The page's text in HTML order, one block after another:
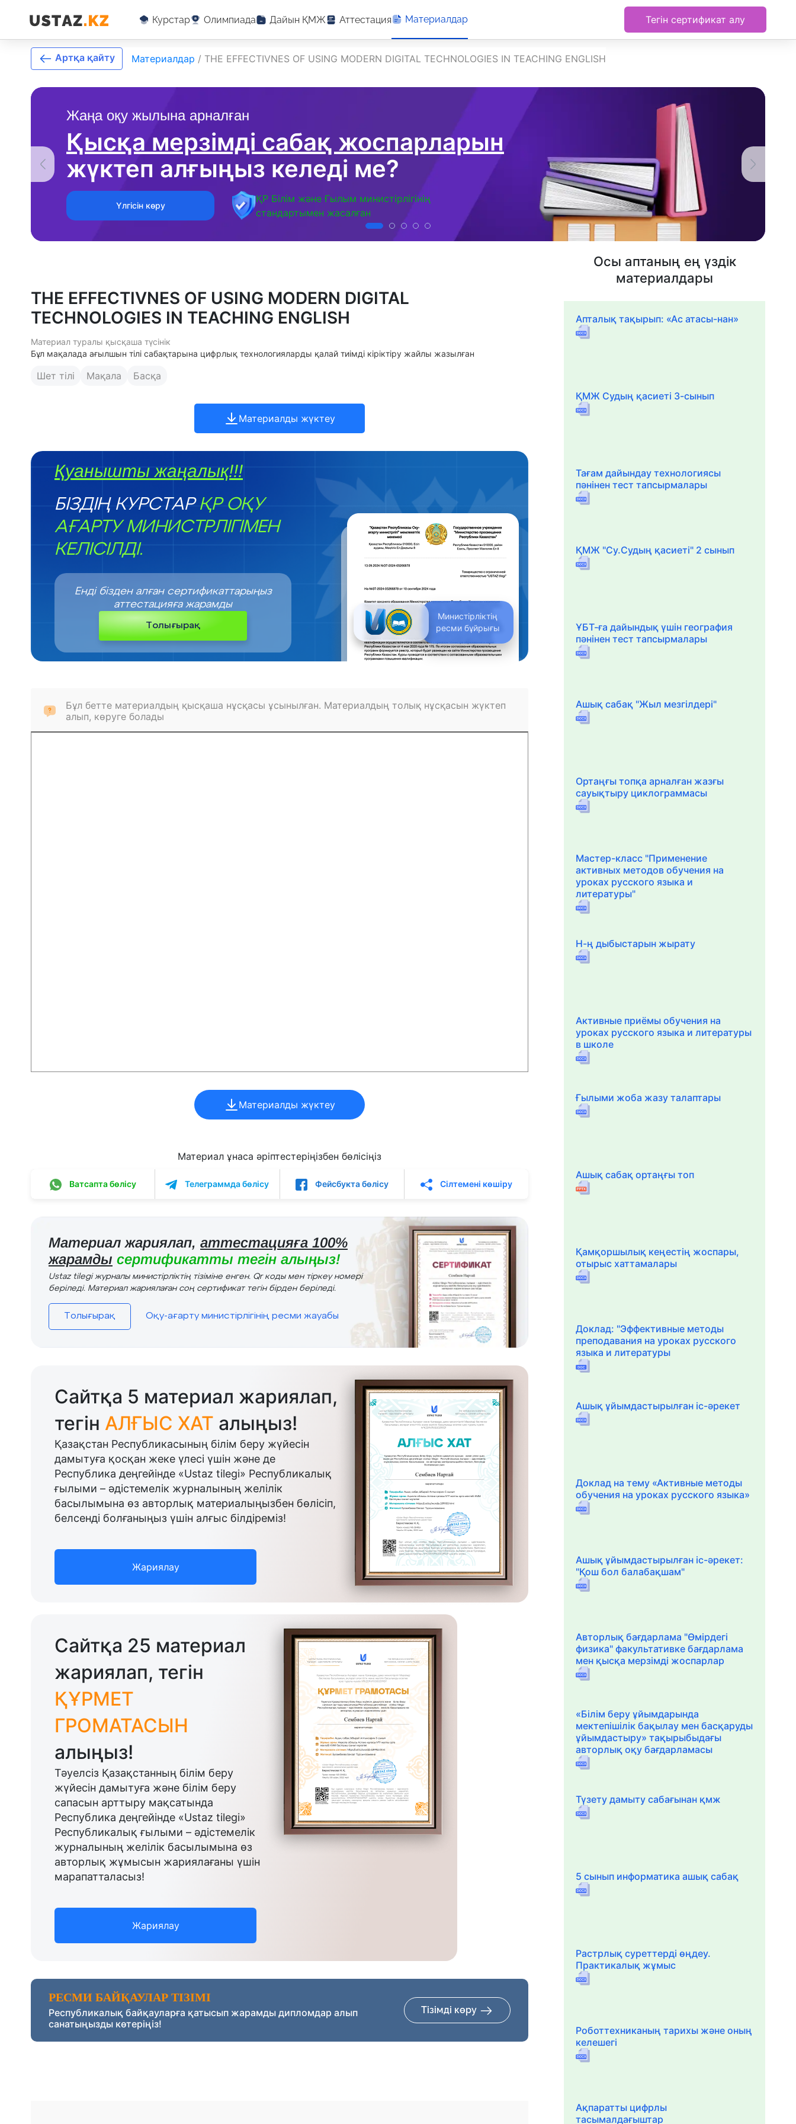
Курстар Олимпиада Дайын ҚМЖ Аттестация Материалдар Тегін сертификат алу
Жаңа оқу жылына арналған
Қысқа мерзімді сабақ жоспарларын
жүктеп алғыңыз келеді ме?
Үлгісін көру
ҚР Білім және Ғылым министірлігінің
стандартымен жасалған
Артқа қайту Материалдар / THE EFFECTIVNES OF USING MODERN DIGITAL TECHNOLOGIES IN TEACHING ENGLISH
THE EFFECTIVNES OF USING MODERN DIGITAL
TECHNOLOGIES IN TEACHING ENGLISH
Материал туралы қысқаша түсінік
Бұл мақалада ағылшын тілі сабақтарына цифрлық технологияларды қалай тиімді кіріктіру жайлы жазылған
Шет тілі Мақала Басқа
Материалды жүктеу
Қуанышты жаңалық!!!
БІЗДІҢ КУРСТАР ҚР ОҚУ
АҒАРТУ МИНИСТРЛІГІМЕН
КЕЛІСІЛДІ.
Министірліктің
ресми бұйрығы
Енді бізден алған сертификаттарыңыз
аттестацияға жарамды
Толығырақ
Бұл бетте материалдың қысқаша нұсқасы ұсынылған. Материалдың толық нұсқасын жүктеп
алып, көруге болады
Материалды жүктеу
Материал ұнаса әріптестеріңізбен бөлісіңіз
Ватсапта бөлісу Телеграммда бөлісу Фейсбукта бөлісу Сілтемені көшіру
Материал жариялап, аттестацияға 100%
жарамды сертификатты тегін алыңыз!
Ustaz tilegi журналы министірліктің тізіміне енген. Qr коды мен тіркеу номері
беріледі. Материал жариялаған соң сертификат тегін бірден беріледі.
Толығырақ Оқу-ағарту министірлігінің ресми жауабы
Сайтқа 5 материал жариялап,
тегін АЛҒЫС ХАТ алыңыз!
Қазақстан Республикасының білім беру жүйесін
дамытуға қосқан жеке үлесі үшін және де
Республика деңгейінде «Ustaz tilegi» Республикалық
ғылыми – әдістемелік журналының желілік
басылымына өз авторлық материалыңызбен бөлісіп,
белсенді болғаныңыз үшін алғыс білдіреміз!
Жариялау
Сайтқа 25 материал
жариялап, тегін
ҚҰРМЕТ
ГРОМАТАСЫН
алыңыз!
Тәуелсіз Қазақстанның білім беру
жүйесін дамытуға және білім беру
сапасын арттыру мақсатында
Республика деңгейінде «Ustaz tilegi»
Республикалық ғылыми – әдістемелік
журналының желілік басылымына өз
авторлық жұмысын жариялағаны үшін
марапатталасыз!
Жариялау
РЕСМИ БАЙҚАУЛАР ТІЗІМІ
Республикалық байқауларға қатысып жарамды дипломдар алып
санатыңызды көтеріңіз!
Тізімді көру
Осы аптаның ең үздік
материалдары
Апталық тақырып: «Ас атасы-нан»
ҚМЖ Судың қасиеті 3-сынып
Тағам дайындау технологиясы
пәнінен тест тапсырмалары
ҚМЖ "Су.Судың қасиеті" 2 сынып
ҰБТ-ға дайындық үшін география
пәнінен тест тапсырмалары
Ашық сабақ "Жыл мезгілдері"
Ортаңғы топқа арналған жазғы
сауықтыру циклограммасы
Мастер-класс "Применение
активных методов обучения на
уроках русского языка и
литературы"
Н-ң дыбыстарын жырату
Активные приёмы обучения на
уроках русского языка и литературы
в школе
Ғылыми жоба жазу талаптары
Ашық сабақ ортаңғы топ
Қамқоршылық кеңестің жоспары,
отырыс хаттамалары
Доклад: "Эффективные методы
преподавания на уроках русского
языка и литературы
Ашық ұйымдастырылған іс-әрекет
Доклад на тему «Активные методы
обучения на уроках русского языка»
Ашық ұйымдастырылған іс-әрекет:
"Қош бол балабақшам"
Авторлық бағдарлама "Өмірдегі
физика" факультативке бағдарлама
мен қысқа мерзімді жоспарлар
«Білім беру ұйымдарында
мектепішілік бақылау мен басқаруды
ұйымдастыру» тақырыбыдағы
авторлық оқу бағдарламасы
Түзету дамыту сабағынан қмж
5 сынып информатика ашық сабақ
Растрлық суреттерді өңдеу.
Практикалық жұмыс
Роботтехниканың тарихы және оның
келешегі
Ақпаратты цифрлы
тасымалдағыштар